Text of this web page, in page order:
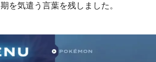
を気遣う言葉を残しました。